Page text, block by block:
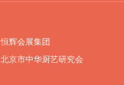
恒辉会展集团
北京市中华厨艺研究会